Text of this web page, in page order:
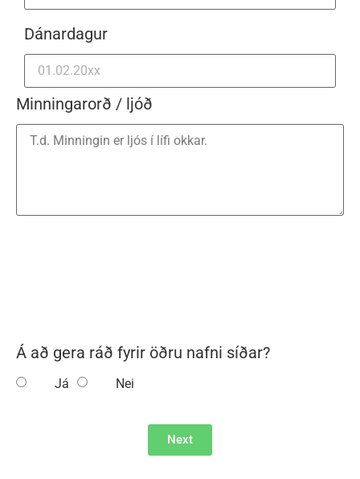
Dánardagur
Minningarorð / ljóð
Á að gera ráð fyrir öðru nafni síðar?
Já Nei
Next